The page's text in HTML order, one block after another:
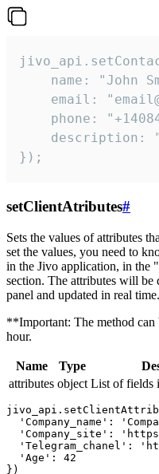
name: "John
email:
phone:
description:
});
setClientAtributes#
Sets the values ​​of attributes
set the values, you need to
in the Jivo application, in the
section. The attributes will
panel and updated in real time.
**Important: The method can
hour.
Name Type
attributes object List of fields
'Company_name':
'Company_site':
'Telegram_chanel':
  'Age': 42